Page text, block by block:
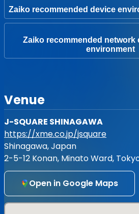
【受注生産限定GOODS!!】
お見逃しなく！！
・マイクロファイバータオル
※ライブ当日にお使い頂ける特典券1
※※受渡は9/5、品川J-SQUAREのみ
※※コンビニ決済は、予告なく終了
発送ご希望の方はSTORESにて!!
https://stand-up-records.stores.jp
Zaiko recommended device
Zaiko recommended network
environment
Venue
J-SQUARE SHINAGAWA
https://xme.co.jp/jsquare
Shinagawa, Japan
2-5-12 Konan, Minato Ward,
Open in Google Maps